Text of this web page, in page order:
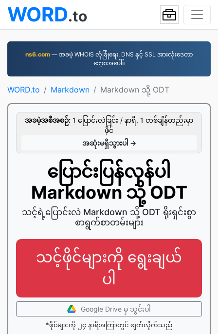
WORD.to
ns6.com — အခမဲ့ WHOIS လုံခြုံရေး, DNS နှင့် SSL အားလုံးဒေတာ
ဘေ့စအပေါ်။
WORD.to Markdown Markdown သို့ ODT
အခမဲ့အစီအစဉ်: 1 ပြောင်းလဲခြင်း / နာရီ, 1 တစ်ချိန်တည်းမှာ
ဖိုင်
အဆုံးမရှိသွားပါ →
ပြောင်းပြန်လှန်ပါ
Markdown သို့ ODT
သင့်ရဲ့ပြောင်းလဲ Markdown သို့ ODT ရိုးရှင်းစွာ
စာရွက်စာတမ်းများ
သင့်ဖိုင်များကို ရွေးချယ်
ပါ
Google Drive မှ သွင်းပါ
*ဖိုင်များကို ၂၄ နာရီအကြာတွင် ဖျက်လိုက်သည်